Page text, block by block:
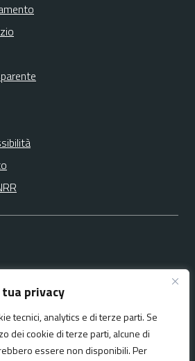
privacy
tecnici, analytics e di terze parti. Se
dei cookie di terze parti, alcune di
essere non disponibili. Per
Mappa del sito